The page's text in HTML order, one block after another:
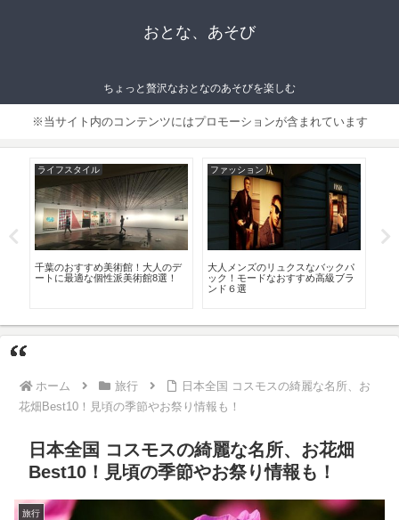
おとな、あそび
ちょっと贅沢なおとなのあそびを楽しむ
※当サイト内のコンテンツにはプロモーションが含まれています
ライフスタイル
千葉のおすすめ美術館！大人のデ
ートに最適な個性派美術館8選！
ファッション
大人メンズのリュクスなバックパ
ック！モードなおすすめ高級ブラ
ンド６選
ホーム 旅行
日本全国 コスモスの綺麗な名所、お
花畑Best10！見頃の季節やお祭り情報も！
日本全国 コスモスの綺麗な名所、お花畑
Best10！見頃の季節やお祭り情報も！
旅行